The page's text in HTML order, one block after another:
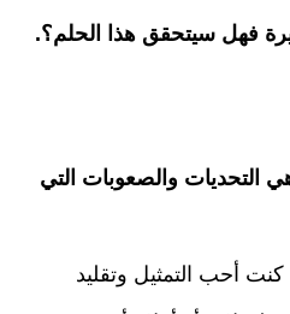
فهل سيتحقق هذا الحلم؟.
التحديات والصعوبات التي
أحب التمثيل وتقليد